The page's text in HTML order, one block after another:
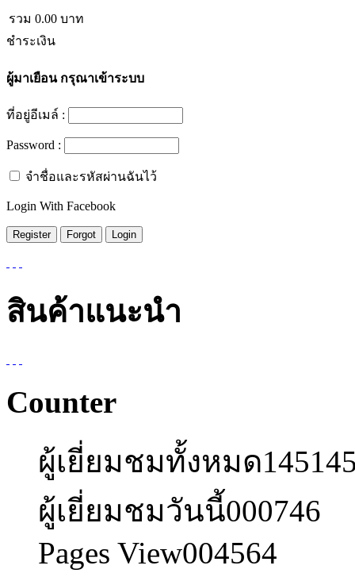
รวม 0.00 บาท
ชำระเงิน
ผู้มาเยือนกรุณาเข้าระบบ
ที่อยู่อีเมล์ :
Password :
จำชื่อและรหัสผ่านฉันไว้
Login With Facebook
สินค้าแนะนำ
Counter
ผู้เยี่ยมชมทั้งหมด
ผู้เยี่ยมชมวันนี้000746
Pages View004564